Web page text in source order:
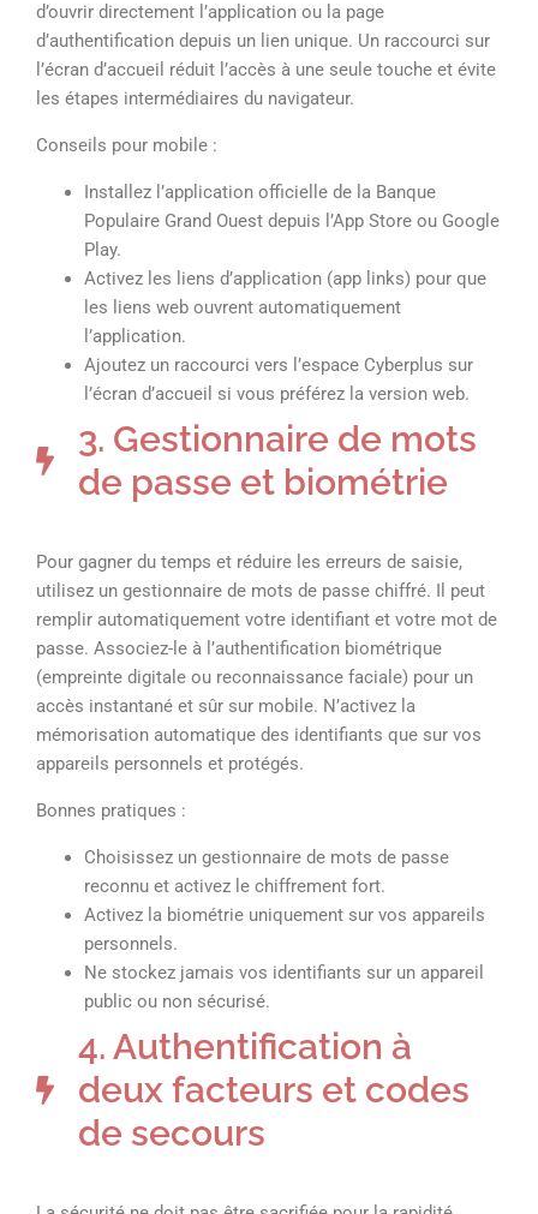
d’ouvrir directement l’application ou la page
d’authentification depuis un lien unique. Un raccourci sur
l’écran d’accueil réduit l’accès à une seule touche et évite
les étapes intermédiaires du navigateur.
Conseils pour mobile :
Installez l’application officielle de la Banque
Populaire Grand Ouest depuis l’App Store ou Google
Play.
Activez les liens d’application (app links) pour que
les liens web ouvrent automatiquement
l’application.
Ajoutez un raccourci vers l’espace Cyberplus sur
l’écran d’accueil si vous préférez la version web.
3. Gestionnaire de mots
de passe et biométrie
Pour gagner du temps et réduire les erreurs de saisie,
utilisez un gestionnaire de mots de passe chiffré. Il peut
remplir automatiquement votre identifiant et votre mot de
passe. Associez-le à l’authentification biométrique
(empreinte digitale ou reconnaissance faciale) pour un
accès instantané et sûr sur mobile. N’activez la
mémorisation automatique des identifiants que sur vos
appareils personnels et protégés.
Bonnes pratiques :
Choisissez un gestionnaire de mots de passe
reconnu et activez le chiffrement fort.
Activez la biométrie uniquement sur vos appareils
personnels.
Ne stockez jamais vos identifiants sur un appareil
public ou non sécurisé.
4. Authentification à
deux facteurs et codes
de secours